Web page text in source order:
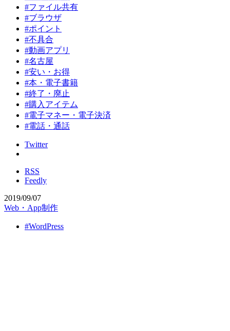
#ファイル共有
#ブラウザ
#ポイント
#不具合
#動画アプリ
#名古屋
#安い・お得
#本・電子書籍
#終了・廃止
#購入アイテム
#電子マネー・電子決済
#電話・通話
Twitter
RSS
Feedly
2019/09/07
Web・App制作
#WordPress